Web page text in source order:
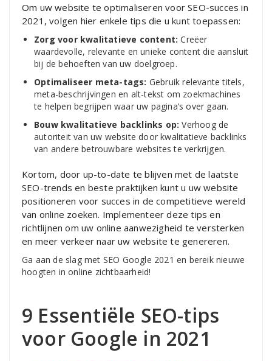
Om uw website te optimaliseren voor SEO-succes in
2021, volgen hier enkele tips die u kunt toepassen:
Zorg voor kwalitatieve content: Creëer
waardevolle, relevante en unieke content die aansluit
bij de behoeften van uw doelgroep.
Optimaliseer meta-tags: Gebruik relevante titels,
meta-beschrijvingen en alt-tekst om zoekmachines
te helpen begrijpen waar uw pagina’s over gaan.
Bouw kwalitatieve backlinks op: Verhoog de
autoriteit van uw website door kwalitatieve backlinks
van andere betrouwbare websites te verkrijgen.
Kortom, door up-to-date te blijven met de laatste
SEO-trends en beste praktijken kunt u uw website
positioneren voor succes in de competitieve wereld
van online zoeken. Implementeer deze tips en
richtlijnen om uw online aanwezigheid te versterken
en meer verkeer naar uw website te genereren.
Ga aan de slag met SEO Google 2021 en bereik nieuwe
hoogten in online zichtbaarheid!
9 Essentiële SEO-tips
voor Google in 2021